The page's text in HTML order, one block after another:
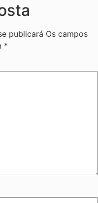
publicará Os campos
*